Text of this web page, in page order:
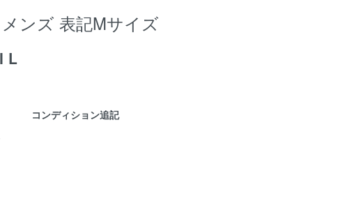
ンズ 表記Mサイズ
コンディション追記